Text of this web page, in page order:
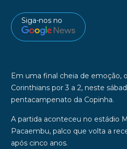
Siga-nos no
Em uma final cheia de emoção, o
Corinthians por 3 a 2, neste
pentacampenato da Copinha.
A partida aconteceu no estádio
Pacaembu, palco que volta a
após cinco anos.